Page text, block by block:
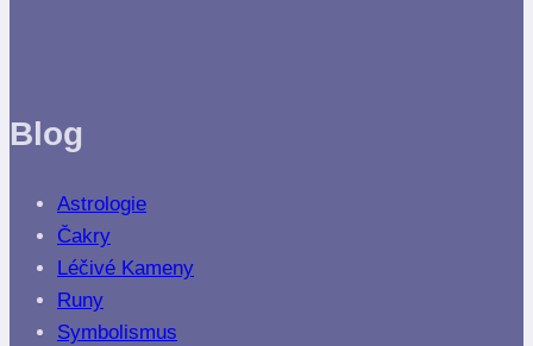
Blog
Astrologie
Čakry
Léčivé Kameny
Runy
Symbolismus